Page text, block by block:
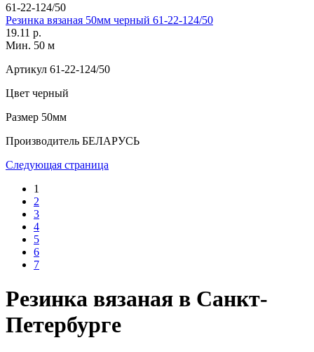
61-22-124/50
Резинка вязаная 50мм черный 61-22-124/50
19.11 р.
Мин. 50 м
Артикул 61-22-124/50
Цвет черный
Размер 50мм
Производитель БЕЛАРУСЬ
Следующая страница
1
2
3
4
5
6
7
Резинка вязаная в Санкт-
Петербурге